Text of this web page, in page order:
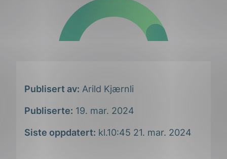
Publisert av: Arild Kjærnli
Publiserte: 19. mar. 2024
Siste oppdatert: kl.10:45 21. mar. 2024